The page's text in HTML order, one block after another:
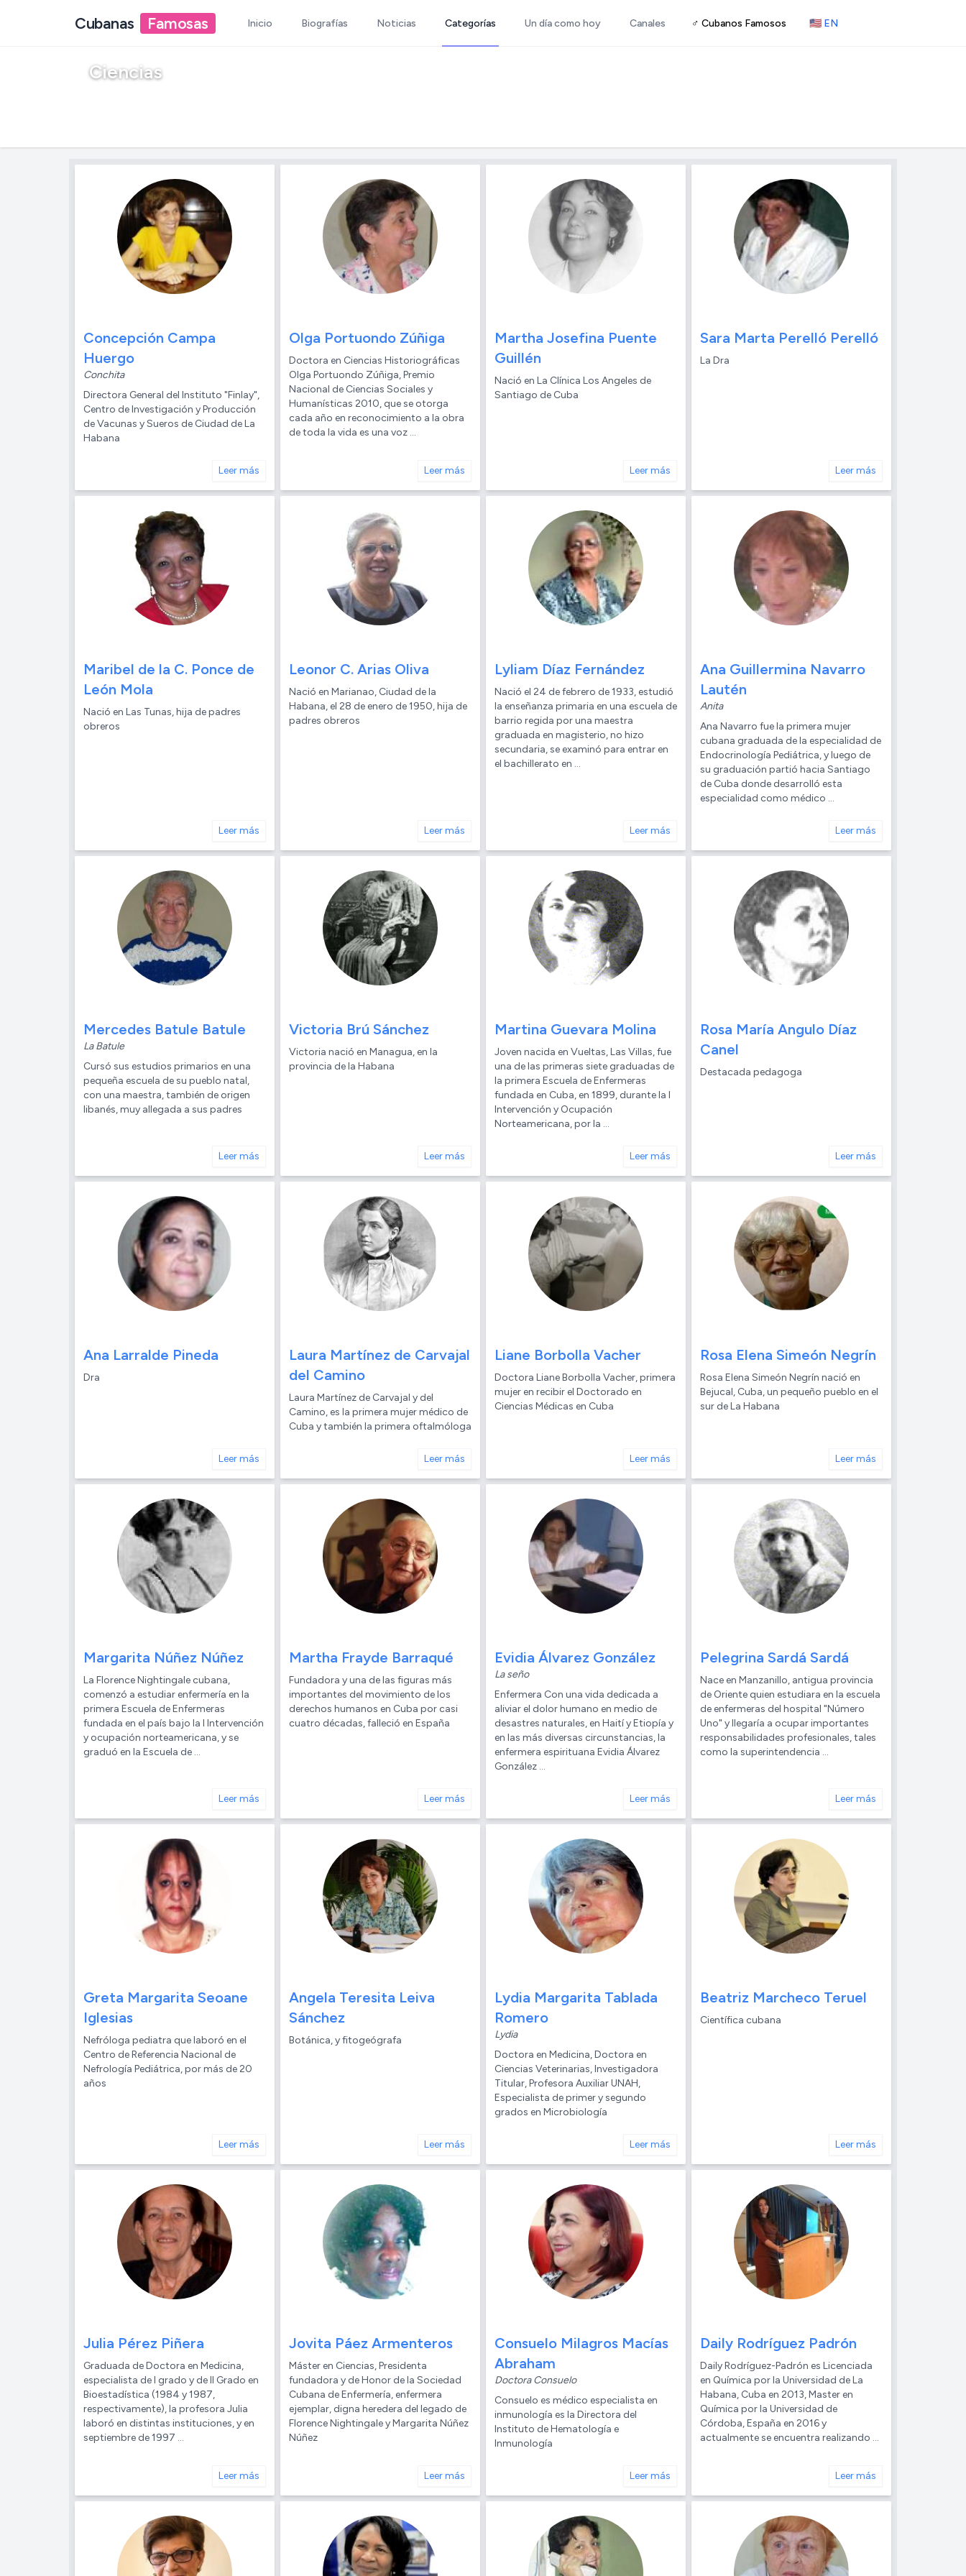
Cubanas Famosas Inicio Biografías Noticias Categorías Un día como hoy Canales ♂ Cubanos Famosos 🇺🇸 EN
Ciencias
Concepción Campa
Huergo
Conchita
Directora General del Instituto "Finlay",
Centro de Investigación y Producción
de Vacunas y Sueros de Ciudad de La
Habana
Leer más
Olga Portuondo Zúñiga
Doctora en Ciencias Historiográficas
Olga Portuondo Zúñiga, Premio
Nacional de Ciencias Sociales y
Humanísticas 2010, que se otorga
cada año en reconocimiento a la obra
de toda la vida es una voz ...
Leer más
Martha Josefina Puente
Guillén
Nació en La Clínica Los Angeles de
Santiago de Cuba
Leer más
Sara Marta Perelló Perelló
La Dra
Leer más
Maribel de la C. Ponce de
León Mola
Nació en Las Tunas, hija de padres
obreros
Leer más
Leonor C. Arias Oliva
Nació en Marianao, Ciudad de la
Habana, el 28 de enero de 1950, hija de
padres obreros
Leer más
Lyliam Díaz Fernández
Nació el 24 de febrero de 1933, estudió
la enseñanza primaria en una escuela de
barrio regida por una maestra
graduada en magisterio, no hizo
secundaria, se examinó para entrar en
el bachillerato en ...
Leer más
Ana Guillermina Navarro
Lautén
Anita
Ana Navarro fue la primera mujer
cubana graduada de la especialidad de
Endocrinología Pediátrica, y luego de
su graduación partió hacia Santiago
de Cuba donde desarrolló esta
especialidad como médico ...
Leer más
Mercedes Batule Batule
La Batule
Cursó sus estudios primarios en una
pequeña escuela de su pueblo natal,
con una maestra, también de origen
libanés, muy allegada a sus padres
Leer más
Victoria Brú Sánchez
Victoria nació en Managua, en la
provincia de la Habana
Leer más
Martina Guevara Molina
Joven nacida en Vueltas, Las Villas, fue
una de las primeras siete graduadas de
la primera Escuela de Enfermeras
fundada en Cuba, en 1899, durante la I
Intervención y Ocupación
Norteamericana, por la ...
Leer más
Rosa María Angulo Díaz
Canel
Destacada pedagoga
Leer más
Ana Larralde Pineda
Dra
Leer más
Laura Martínez de Carvajal
del Camino
Laura Martínez de Carvajal y del
Camino, es la primera mujer médico de
Cuba y también la primera oftalmóloga
Leer más
Liane Borbolla Vacher
Doctora Liane Borbolla Vacher, primera
mujer en recibir el Doctorado en
Ciencias Médicas en Cuba
Leer más
Rosa Elena Simeón Negrín
Rosa Elena Simeón Negrín nació en
Bejucal, Cuba, un pequeño pueblo en el
sur de La Habana
Leer más
Margarita Núñez Núñez
La Florence Nightingale cubana,
comenzó a estudiar enfermería en la
primera Escuela de Enfermeras
fundada en el país bajo la I Intervención
y ocupación norteamericana, y se
graduó en la Escuela de ...
Leer más
Martha Frayde Barraqué
Fundadora y una de las figuras más
importantes del movimiento de los
derechos humanos en Cuba por casi
cuatro décadas, falleció en España
Leer más
Evidia Álvarez González
La seño
Enfermera Con una vida dedicada a
aliviar el dolor humano en medio de
desastres naturales, en Haití y Etiopía y
en las más diversas circunstancias, la
enfermera espirituana Evidia Álvarez
González ...
Leer más
Pelegrina Sardá Sardá
Nace en Manzanillo, antigua provincia
de Oriente quien estudiara en la escuela
de enfermeras del hospital "Número
Uno" y llegaría a ocupar importantes
responsabilidades profesionales, tales
como la superintendencia ...
Leer más
Greta Margarita Seoane
Iglesias
Nefróloga pediatra que laboró en el
Centro de Referencia Nacional de
Nefrología Pediátrica, por más de 20
años
Leer más
Angela Teresita Leiva
Sánchez
Botánica, y fitogeógrafa
Leer más
Lydia Margarita Tablada
Romero
Lydia
Doctora en Medicina, Doctora en
Ciencias Veterinarias, Investigadora
Titular, Profesora Auxiliar UNAH,
Especialista de primer y segundo
grados en Microbiología
Leer más
Beatriz Marcheco Teruel
Científica cubana
Leer más
Julia Pérez Piñera
Graduada de Doctora en Medicina,
especialista de I grado y de II Grado en
Bioestadística (1984 y 1987,
respectivamente), la profesora Julia
laboró en distintas instituciones, y en
septiembre de 1997 ...
Leer más
Jovita Páez Armenteros
Máster en Ciencias, Presidenta
fundadora y de Honor de la Sociedad
Cubana de Enfermería, enfermera
ejemplar, digna heredera del legado de
Florence Nightingale y Margarita Núñez
Núñez
Leer más
Consuelo Milagros Macías
Abraham
Doctora Consuelo
Consuelo es médico especialista en
inmunología es la Directora del
Instituto de Hematología e
Inmunología
Leer más
Daily Rodríguez Padrón
Daily Rodríguez-Padrón es Licenciada
en Química por la Universidad de La
Habana, Cuba en 2013, Master en
Química por la Universidad de
Córdoba, España en 2016 y
actualmente se encuentra realizando ...
Leer más